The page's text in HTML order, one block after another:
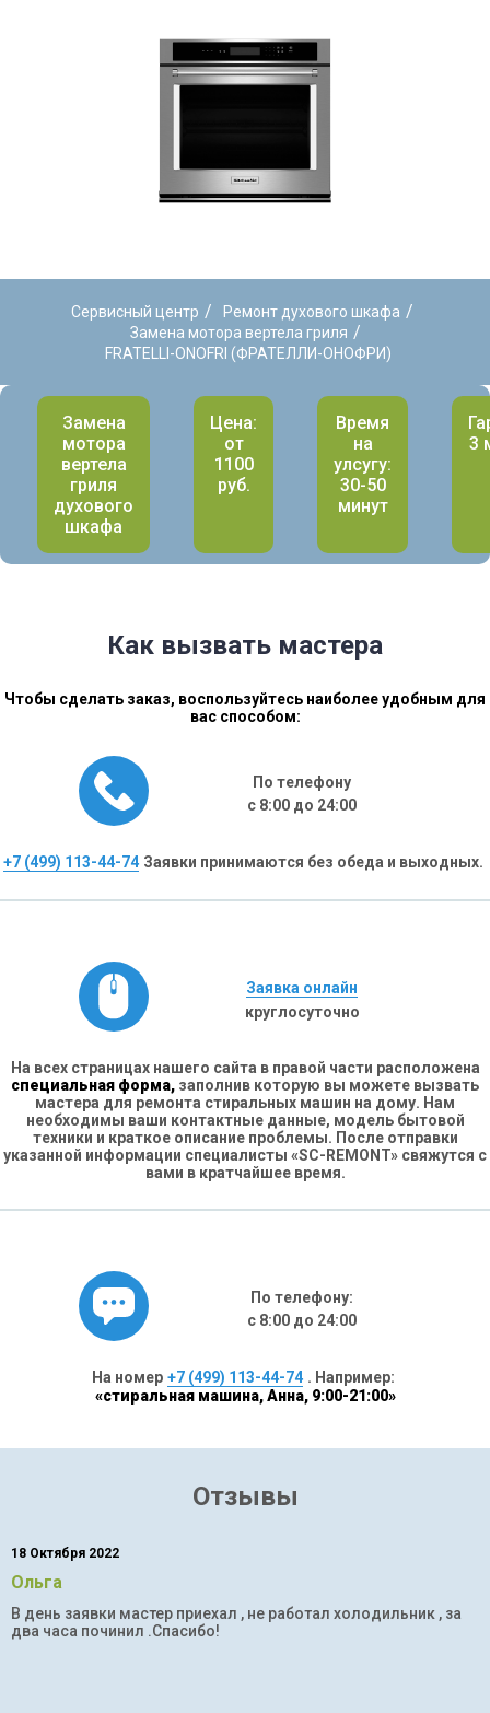
Сервисный центр / Ремонт духового шкафа /
Замена мотора вертела гриля /
FRATELLI-ONOFRI (ФРАТЕЛЛИ-ОНОФРИ)
Замена
мотора
вертела
гриля
духового
шкафа
Цена:
от
1100
руб.
Время
на
улсугу:
30-50
минут
3
Как вызвать мастера
Чтобы сделать заказ, воспользуйтесь наиболее удобным для
вас способом:
По телефону
с 8:00 до 24:00
+7 (499) 113-44-74 Заявки принимаются без обеда и выходных.
Заявка онлайн
круглосуточно
На всех страницах нашего сайта в правой части расположена
специальная форма, заполнив которую вы можете вызвать
мастера для ремонта стиральных машин на дому. Нам
необходимы ваши контактные данные, модель бытовой
техники и краткое описание проблемы. После отправки
указанной информации специалисты «SC-REMONT» свяжутся с
вами в кратчайшее время.
По телефону:
с 8:00 до 24:00
На номер +7 (499) 113-44-74 . Например:
«стиральная машина, Анна, 9:00-21:00»
Отзывы
18 Октября 2022
Ольга
В день заявки мастер приехал , не работал холодильник , за
два часа починил .Спасибо!